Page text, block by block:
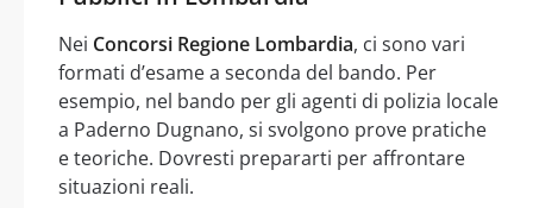
Nei Concorsi Regione Lombardia, ci sono vari
formati d’esame a seconda del bando. Per
esempio, nel bando per gli agenti di polizia locale
a Paderno Dugnano, si svolgono prove pratiche
e teoriche. Dovresti prepararti per affrontare
situazioni reali.